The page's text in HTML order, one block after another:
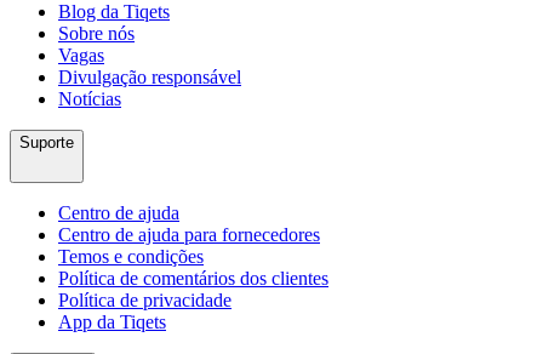
Blog da Tiqets
Sobre nós
Vagas
Divulgação responsável
Notícias
Suporte
Centro de ajuda
Centro de ajuda para fornecedores
Temos e condições
Política de comentários dos clientes
Política de privacidade
App da Tiqets